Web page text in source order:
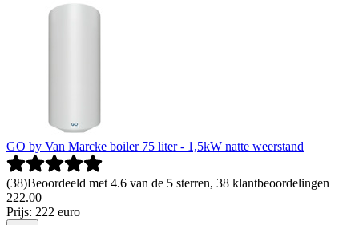
GO by Van Marcke boiler 75 liter - 1,5kW natte weerstand
(38)Beoordeeld met 4.6 van de 5 sterren, 38 klantbeoordelingen
222.00
Prijs: 222 euro